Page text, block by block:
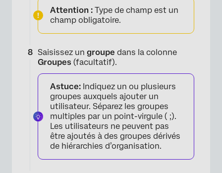
Attention : Type de champ est un
champ obligatoire.
Saisissez un groupe dans la colonne
Groupes (facultatif).
Astuce: Indiquez un ou plusieurs
groupes auxquels ajouter un
utilisateur. Séparez les groupes
multiples par un point-virgule ( ;).
Les utilisateurs ne peuvent pas
être ajoutés à des groupes dérivés
de hiérarchies d’organisation.